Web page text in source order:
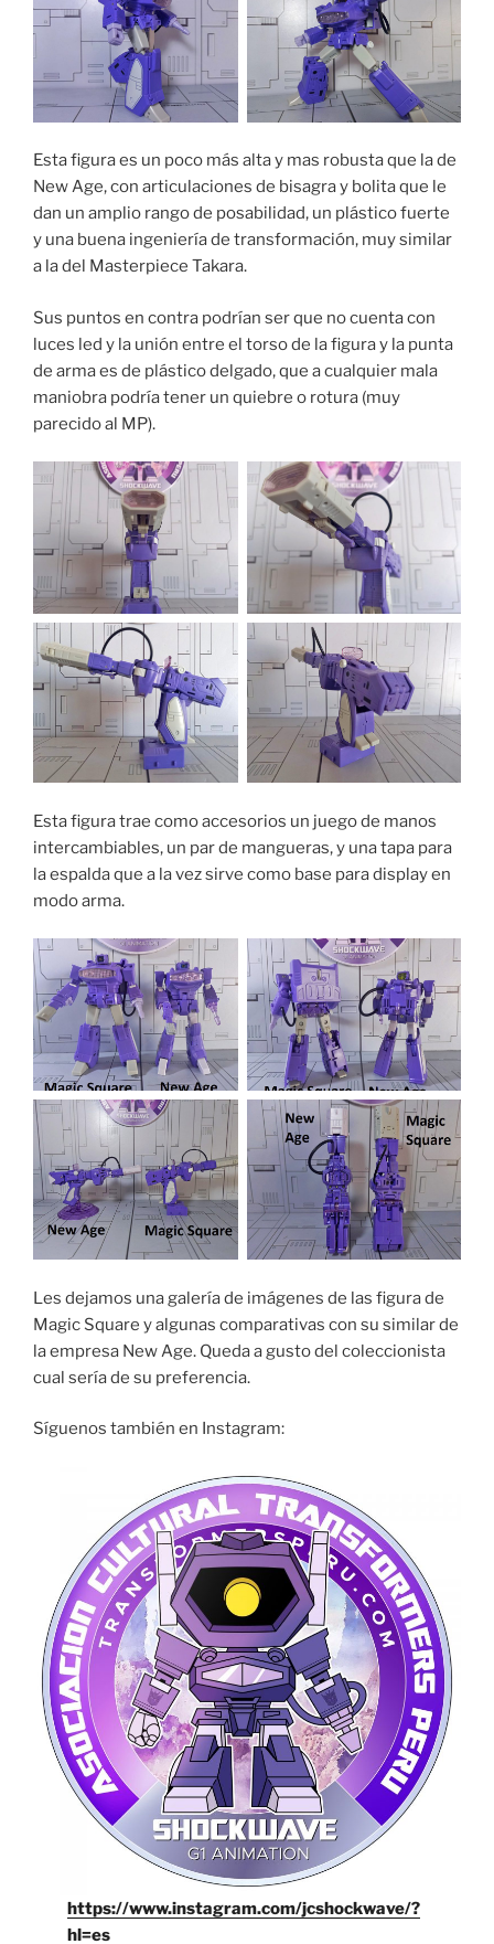
Esta figura es un poco más alta y mas robusta que la de
New Age, con articulaciones de bisagra y bolita que le
dan un amplio rango de posabilidad, un plástico fuerte
y una buena ingeniería de transformación, muy similar
a la del Masterpiece Takara.
Sus puntos en contra podrían ser que no cuenta con
luces led y la unión entre el torso de la figura y la punta
de arma es de plástico delgado, que a cualquier mala
maniobra podría tener un quiebre o rotura (muy
parecido al MP).
Esta figura trae como accesorios un juego de manos
intercambiables, un par de mangueras, y una tapa para
la espalda que a la vez sirve como base para display en
modo arma.
Les dejamos una galería de imágenes de las figura de
Magic Square y algunas comparativas con su similar de
la empresa New Age. Queda a gusto del coleccionista
cual sería de su preferencia.
Síguenos también en Instagram:
https://www.instagram.com/jcshockwave/?
hl=es